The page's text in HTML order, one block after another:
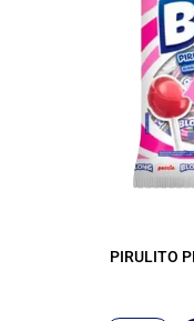
PIRULITO